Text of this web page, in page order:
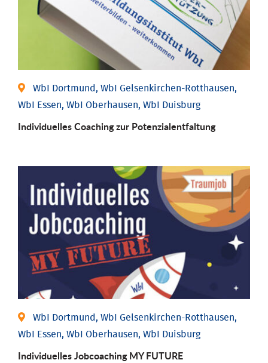
WbI Dortmund, WbI Gelsenkirchen-Rotthausen,
WbI Essen, WbI Oberhausen, WbI Duisburg
Individuelles Coaching zur Potenzialentfaltung
WbI Dortmund, WbI Gelsenkirchen-Rotthausen,
WbI Essen, WbI Oberhausen, WbI Duisburg
Individuelles Jobcoaching MY FUTURE